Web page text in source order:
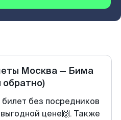
Москва— Бима
обратно)
без посредников
цене🙌. Также